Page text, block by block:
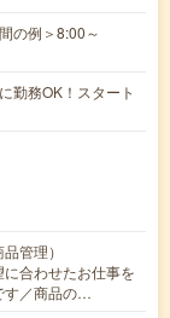
の例＞8:00～
務OK！スタート
管理）
合わせたお仕事を
す／商品の…